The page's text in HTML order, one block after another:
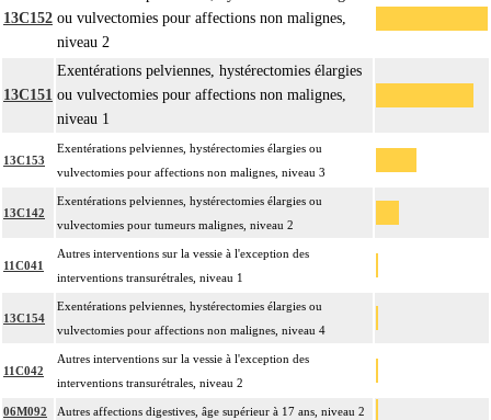
13C152 ou vulvectomies pour affections non malignes,
niveau 2
13C151
Exentérations pelviennes, hystérectomies élargies
ou vulvectomies pour affections non malignes,
niveau 1
13C153
Exentérations pelviennes, hystérectomies élargies ou
vulvectomies pour affections non malignes, niveau 3
13C142
Exentérations pelviennes, hystérectomies élargies ou
vulvectomies pour tumeurs malignes, niveau 2
11C041
Autres interventions sur la vessie à l'exception des
interventions transurétrales, niveau 1
13C154
Exentérations pelviennes, hystérectomies élargies ou
vulvectomies pour affections non malignes, niveau 4
11C042
Autres interventions sur la vessie à l'exception des
interventions transurétrales, niveau 2
06M092 Autres affections digestives, âge supérieur à 17 ans, niveau 2